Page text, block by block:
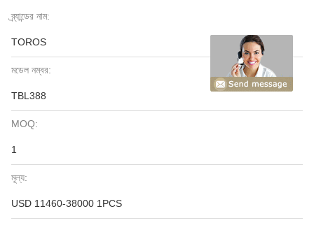
ব্র্যান্ডের নাম:
TOROS
মডেল নম্বর:
TBL388
MOQ:
1
মূল্য:
USD 11460-38000 1PCS